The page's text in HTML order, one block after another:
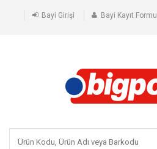
Bayi Girişi Bayi Kayıt Formu